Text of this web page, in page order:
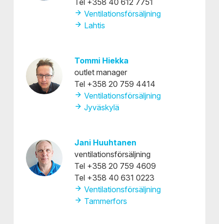
Tel +358 40 612 7751
Ventilationsförsäljning
Lahtis
Tommi Hiekka
outlet manager
Tel +358 20 759 4414
Ventilationsförsäljning
Jyväskylä
Jani Huuhtanen
ventilationsförsäljning
Tel +358 20 759 4609
Tel +358 40 631 0223
Ventilationsförsäljning
Tammerfors